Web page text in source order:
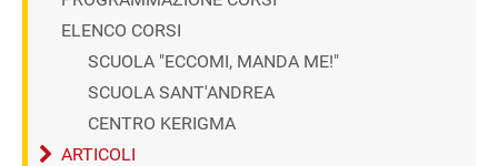
ELENCO CORSI
SCUOLA "ECCOMI, MANDA ME!"
SCUOLA SANT'ANDREA
CENTRO KERIGMA
ARTICOLI